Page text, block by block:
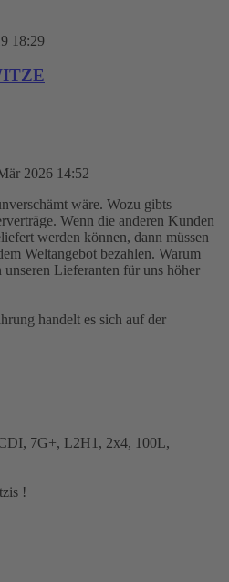
18:29
2026 14:52
wäre. Wozu gibts
Wenn die anderen Kunden
werden können, dann müssen
Weltangebot bezahlen. Warum
Lieferanten für uns höher
handelt es sich auf der
7G+, L2H1, 2x4, 100L,
!